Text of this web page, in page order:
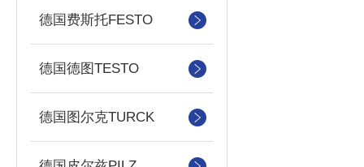
德国费斯托FESTO
德国德图TESTO
德国图尔克TURCK